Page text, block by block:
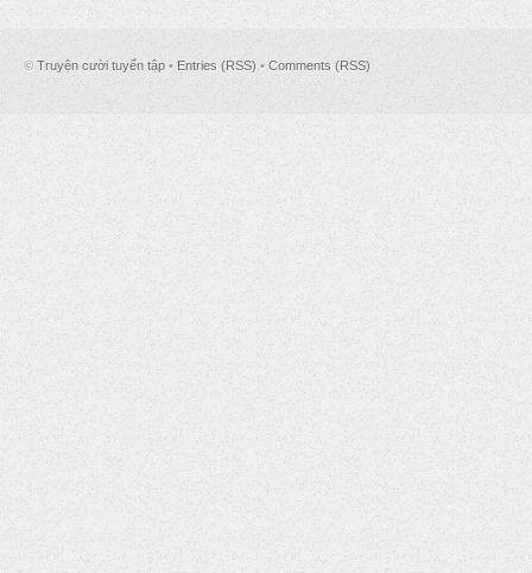
© Truyện cười tuyển tập • Entries (RSS) • Comments (RSS)